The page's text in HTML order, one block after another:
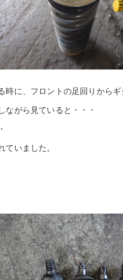
に、フロントの足回りからギ
ながら見ていると・・・
ていました。